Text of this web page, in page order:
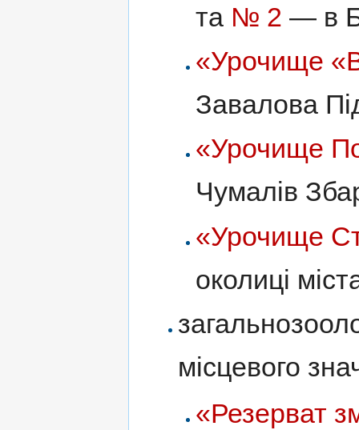
та № 2 — в
«Урочище
Завалова
«Урочище
Чумалів
«Урочище
околиці
місцевого
«Резерват